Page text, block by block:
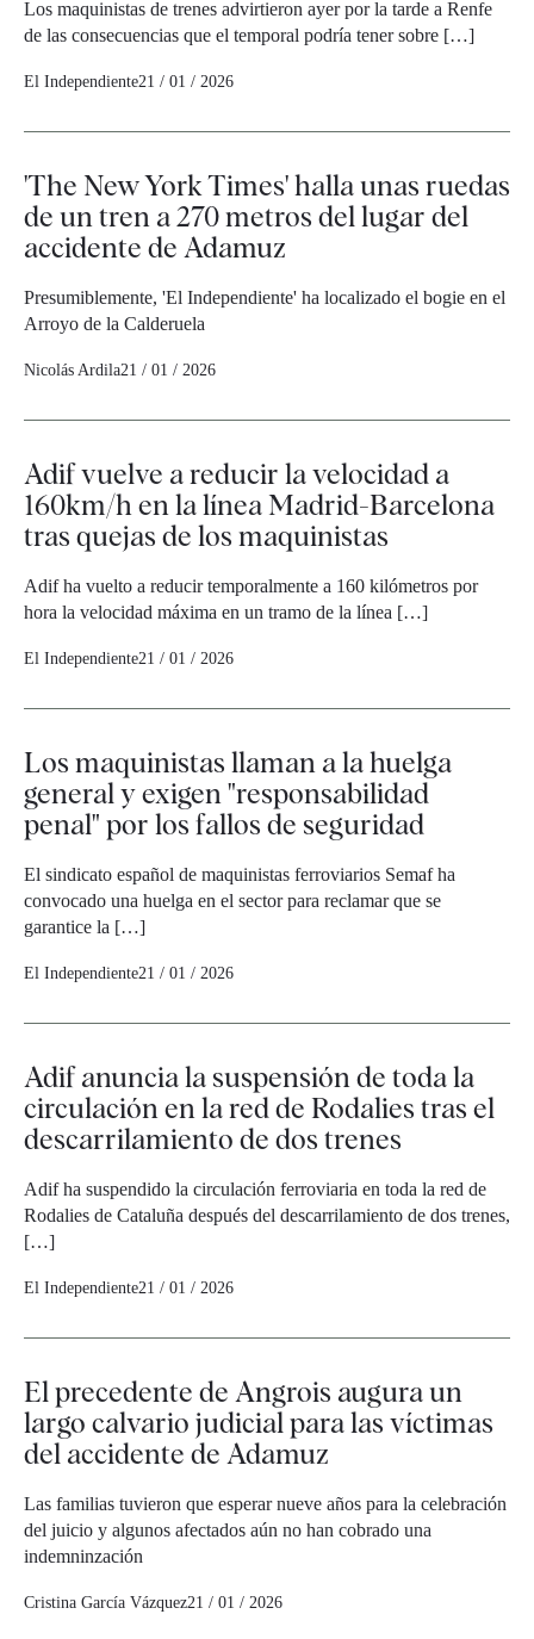
Los maquinistas de trenes advirtieron ayer por la tarde a Renfe
de las consecuencias que el temporal podría tener sobre […]
El Independiente21 / 01 / 2026
'The New York Times' halla unas ruedas
de un tren a 270 metros del lugar del
accidente de Adamuz
Presumiblemente, 'El Independiente' ha localizado el bogie en el
Arroyo de la Calderuela
Nicolás Ardila21 / 01 / 2026
Adif vuelve a reducir la velocidad a
160km/h en la línea Madrid-Barcelona
tras quejas de los maquinistas
Adif ha vuelto a reducir temporalmente a 160 kilómetros por
hora la velocidad máxima en un tramo de la línea […]
El Independiente21 / 01 / 2026
Los maquinistas llaman a la huelga
general y exigen "responsabilidad
penal" por los fallos de seguridad
El sindicato español de maquinistas ferroviarios Semaf ha
convocado una huelga en el sector para reclamar que se
garantice la […]
El Independiente21 / 01 / 2026
Adif anuncia la suspensión de toda la
circulación en la red de Rodalies tras el
descarrilamiento de dos trenes
Adif ha suspendido la circulación ferroviaria en toda la red de
Rodalies de Cataluña después del descarrilamiento de dos trenes,
[…]
El Independiente21 / 01 / 2026
El precedente de Angrois augura un
largo calvario judicial para las víctimas
del accidente de Adamuz
Las familias tuvieron que esperar nueve años para la celebración
del juicio y algunos afectados aún no han cobrado una
indemninzación
Cristina García Vázquez21 / 01 / 2026